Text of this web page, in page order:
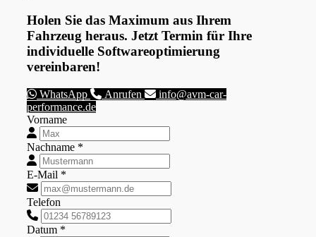
Holen Sie das Maximum aus Ihrem
Fahrzeug heraus. Jetzt Termin für Ihre
individuelle Softwareoptimierung
vereinbaren!
WhatsApp Anrufen
info@avm-car-
performance.de
Vorname
Nachname *
E-Mail *
Telefon
Datum *